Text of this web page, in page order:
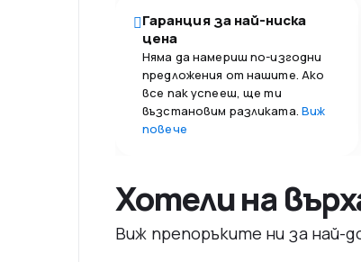
Гаранция за най-ниска
цена
Няма да намериш по-изгодни
предложения от нашите. Ако
все пак успееш, ще ти
възстановим разликата. Виж
повече
Хотели на
Виж препоръките ни за най-